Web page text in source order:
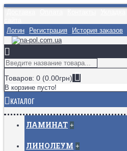
Логин
Регистрация История заказов
Товаров: 0 (0.00грн)
В корзине пусто!
КАТАЛОГ
ЛАМИНАТ +
ЛИНОЛЕУМ +